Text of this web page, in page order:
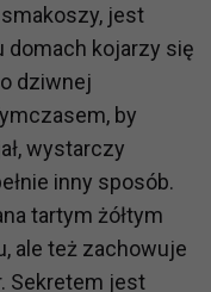
jest
domach kojarzy się
dziwnej
by
wystarczy
inny sposób.
tartym żółtym
ale też zachowuje
Sekretem jest